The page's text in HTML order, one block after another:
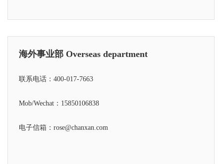
海外事业部 Overseas department
联系电话：400-017-7663
Mob/Wechat： 15850106838
电子信箱：rose@chanxan.com